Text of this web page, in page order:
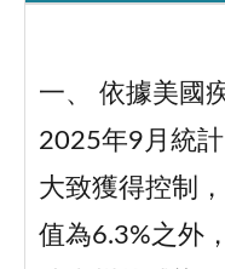
一、 依據美國
2025年9月統
大致獲得控制
值為6.3%之外